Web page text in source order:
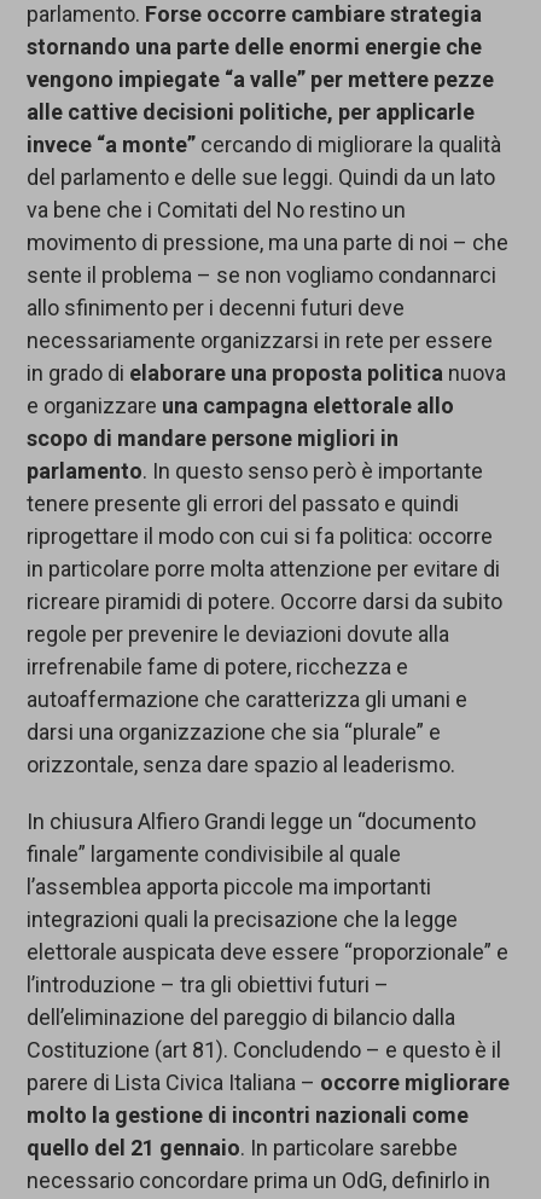
parlamento. Forse occorre cambiare strategia
stornando una parte delle enormi energie che
vengono impiegate “a valle” per mettere pezze
alle cattive decisioni politiche, per applicarle
invece “a monte” cercando di migliorare la qualità
del parlamento e delle sue leggi. Quindi da un lato
va bene che i Comitati del No restino un
movimento di pressione, ma una parte di noi – che
sente il problema – se non vogliamo condannarci
allo sfinimento per i decenni futuri deve
necessariamente organizzarsi in rete per essere
in grado di elaborare una proposta politica nuova
e organizzare una campagna elettorale allo
scopo di mandare persone migliori in
parlamento. In questo senso però è importante
tenere presente gli errori del passato e quindi
riprogettare il modo con cui si fa politica: occorre
in particolare porre molta attenzione per evitare di
ricreare piramidi di potere. Occorre darsi da subito
regole per prevenire le deviazioni dovute alla
irrefrenabile fame di potere, ricchezza e
autoaffermazione che caratterizza gli umani e
darsi una organizzazione che sia “plurale” e
orizzontale, senza dare spazio al leaderismo.
In chiusura Alfiero Grandi legge un “documento
finale” largamente condivisibile al quale
l’assemblea apporta piccole ma importanti
integrazioni quali la precisazione che la legge
elettorale auspicata deve essere “proporzionale” e
l’introduzione – tra gli obiettivi futuri –
dell’eliminazione del pareggio di bilancio dalla
Costituzione (art 81). Concludendo – e questo è il
parere di Lista Civica Italiana – occorre migliorare
molto la gestione di incontri nazionali come
quello del 21 gennaio. In particolare sarebbe
necessario concordare prima un OdG, definirlo in